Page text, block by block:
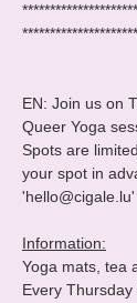
EN: Join us on
Queer Yoga
Spots are
your spot in
'hello@cigale.lu'
Information:
Yoga mats, tea
Every